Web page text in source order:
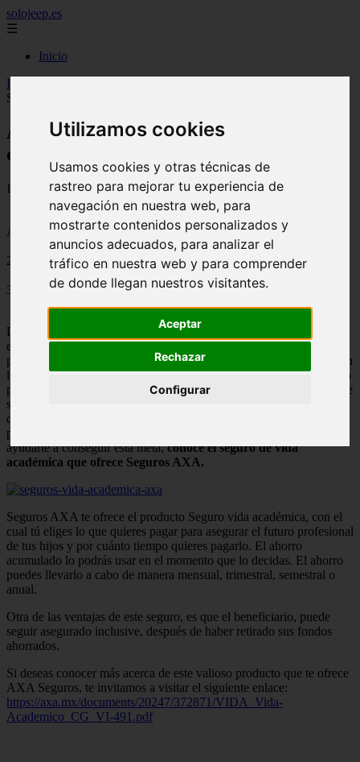
Utilizamos cookies
Usamos cookies y otras técnicas de
rastreo para mejorar tu experiencia de
navegación en nuestra web, para
mostrarte contenidos personalizados y
anuncios adecuados, para analizar el
tráfico en nuestra web y para comprender
de donde llegan nuestros visitantes.
Aceptar
Rechazar
Configurar
solojeep.es
☰
Inicio
Inicio
Seguros
Asegura la vida académica de tus hijos
con AXA Seguros
📅 10/07/2025
Aseguradoras
2016-09-21
3233
Las estadísticas nos dicen que únicamente el 36 por ciento de los
estudiantes en México finaliza la educación media superior. La
principal razón del abandono escolar es la insuficiencia de fondos en
los hogares. Lamentablemente, los pronósticos del poder adquisitivo
para los próximos años no son satisfactorios, lo que quiere decir, que
seguramente esta cifra crecerá, lo cual no es beneficioso para el
desarrollo del país. La educación es la garantía del triunfo y es el
patrimonio más precioso que podemos dejar a nuestros hijos. Para
ayudarte a conseguir esta meta,conoce el seguro de vida
académica que ofrece Seguros AXA.
Seguros AXA te ofrece el producto Seguro vida académica, con el
cual tú eliges lo que quieres pagar para asegurar el futuro profesional
de tus hijos y por cuánto tiempo quieres pagarlo. El ahorro
acumulado lo podrás usar en el momento que lo decidas. El ahorro
puedes llevarlo a cabo de manera mensual, trimestral, semestral o
anual.
Otra de las ventajas de este seguro, es que el beneficiario, puede
seguir asegurado inclusive, después de haber retirado sus fondos
ahorrados.
Si deseas conocer más acerca de este valioso producto que te ofrece
AXA Seguros, te invitamos a visitar el siguiente enlace:
https://axa.mx/documents/20247/372871/VIDA_Vida-
Academico_CG_VI-491.pdf